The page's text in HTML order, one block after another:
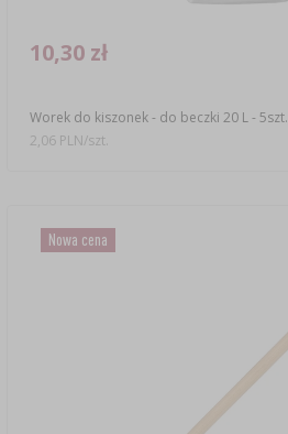
Worek do kiszonek - do beczki 20 L - 5szt.
10,30 zł
2,06 PLN/szt.
Nowa cena